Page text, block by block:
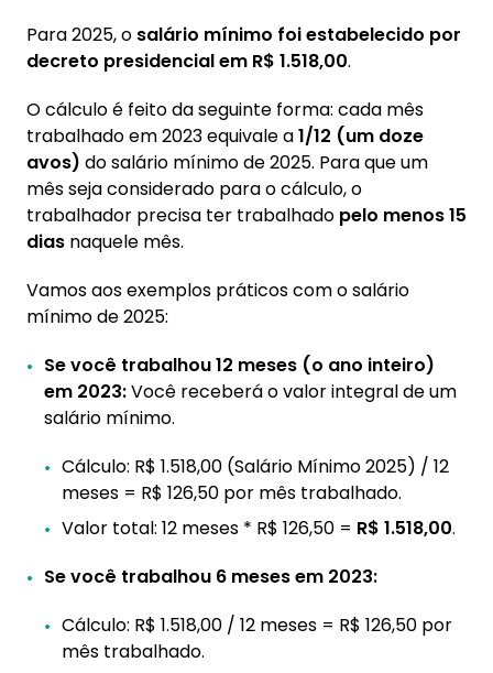
Para 2025, o salário mínimo foi estabelecido por
decreto presidencial em R$ 1.518,00.
O cálculo é feito da seguinte forma: cada mês
trabalhado em 2023 equivale a1/12 (um doze
avos) do salário mínimo de 2025. Para que um
mês seja considerado para o cálculo, o
trabalhador precisa ter trabalhado pelo menos 15
dias naquele mês.
Vamos aos exemplos práticos com o salário
mínimo de 2025:
Se você trabalhou 12 meses (o ano inteiro)
em 2023:Você receberá o valor integral de um
salário mínimo.
Cálculo: R$ 1.518,00 (Salário Mínimo 2025) / 12
meses = R$ 126,50 por mês trabalhado.
Valor total: 12 meses * R$ 126,50 = R$ 1.518,00.
Se você trabalhou 6 meses em 2023:
Cálculo: R$ 1.518,00 / 12 meses = R$ 126,50 por
mês trabalhado.